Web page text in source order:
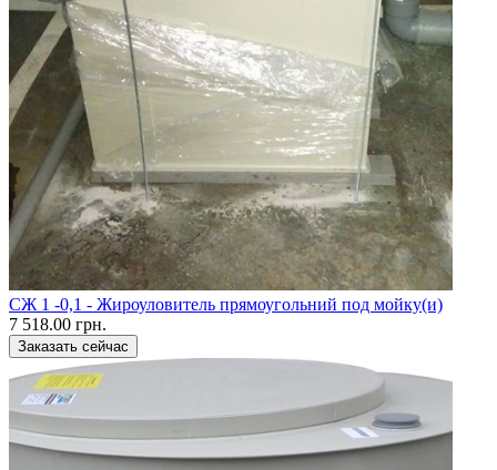
CЖ 1 -0,1 - Жироуловитель прямоугольний под мойку(и)
7 518.00 грн.
Заказать сейчас